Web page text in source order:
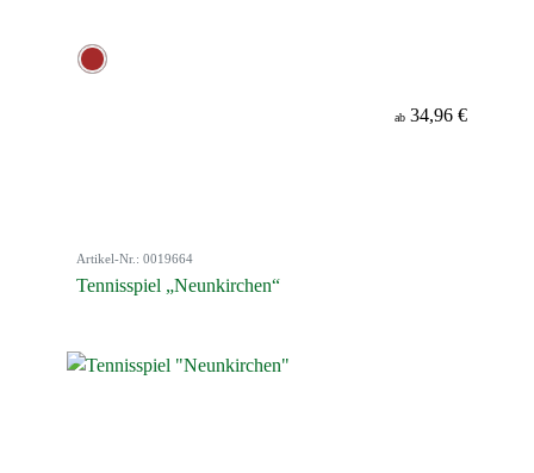
ab 34,96 €
Artikel-Nr.: 0019664
Tennisspiel „Neunkirchen“